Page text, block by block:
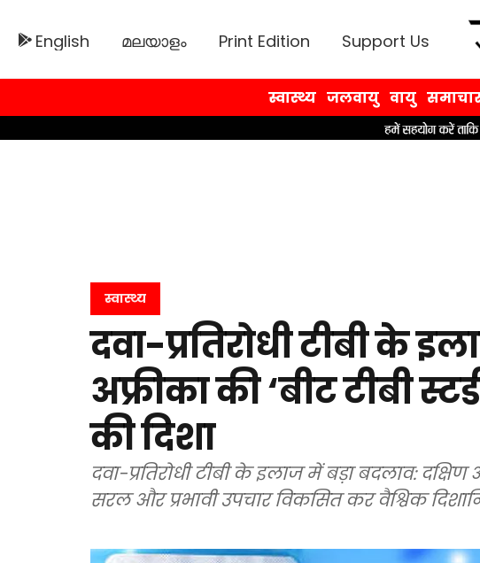
English മലയാളം Print Edition Support Us
स्वास्थ्य जलवायु वायु
स्वास्थ्य
दवा-प्रतिरोधी टीबी के
अफ्रीका की ‘बीट टीबी
की दिशा
दवा-प्रतिरोधी टीबी के इलाज में बड़ा बदलाव: दक्षिण
सरल और प्रभावी उपचार विकसित कर वैश्विक